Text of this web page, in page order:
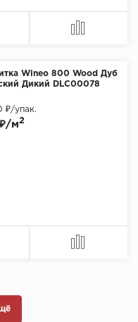
Wineo 800 Wood Дуб
Дикий DLC00078
₽/м2
₽/упак.